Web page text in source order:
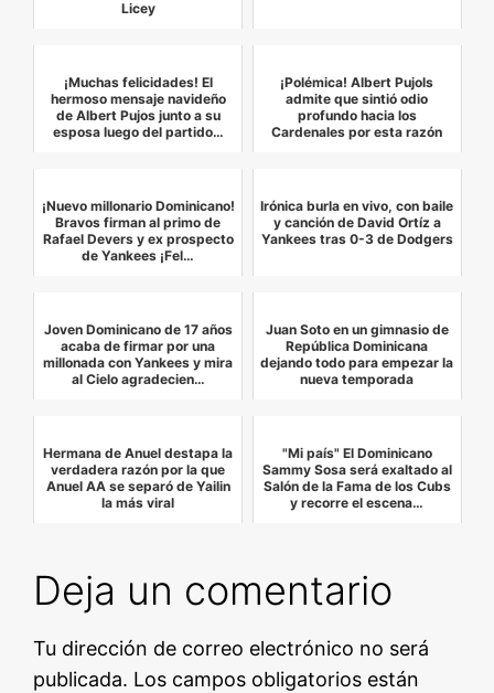
Licey
¡Muchas felicidades! El
hermoso mensaje navideño
de Albert Pujos junto a su
esposa luego del partido…
¡Polémica! Albert Pujols
admite que sintió odio
profundo hacia los
Cardenales por esta razón
¡Nuevo millonario Dominicano!
Bravos firman al primo de
Rafael Devers y ex prospecto
de Yankees ¡Fel…
Irónica burla en vivo, con baile
y canción de David Ortíz a
Yankees tras 0-3 de Dodgers
Joven Dominicano de 17 años
acaba de firmar por una
millonada con Yankees y mira
al Cielo agradecien…
Juan Soto en un gimnasio de
República Dominicana
dejando todo para empezar la
nueva temporada
Hermana de Anuel destapa la
verdadera razón por la que
Anuel AA se separó de Yailin
la más viral
"Mi país" El Dominicano
Sammy Sosa será exaltado al
Salón de la Fama de los Cubs
y recorre el escena…
Deja un comentario
Tu dirección de correo electrónico no será
publicada. Los campos obligatorios están